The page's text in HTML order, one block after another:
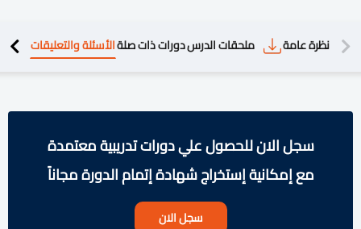
نظرة عامة ملحقات الدرسدورات ذات صلةالأسئلة والتعليقات
سجل الان للحصول علي دورات تدريبية معتمدة
مع إمكانية إستخراج شهادة إتمام الدورة مجاناً
سجل الان